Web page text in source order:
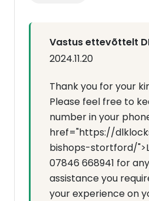
Vastus ettevõttelt
2024.11.20
Thank you for your
Please feel free to
number in your
href="https://
bishops-stortford/
07846 668941 for
assistance you
your experience on